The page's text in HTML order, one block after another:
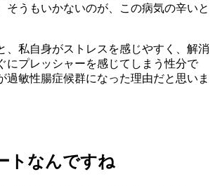
そうもいかないのが、この病気の辛いと
、私自身がストレスを感じやすく、解消
にプレッシャーを感じてしまう性分で
過敏性腸症候群になった理由だと思いま
トなんですね